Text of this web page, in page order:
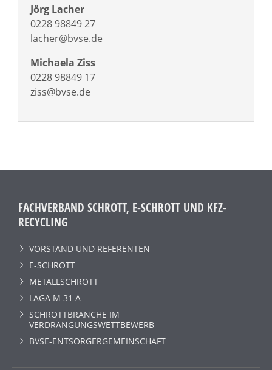
Jörg Lacher
0228 98849 27
lacher@bvse.de
Michaela Ziss
0228 98849 17
ziss@bvse.de
FACHVERBAND SCHROTT, E-SCHROTT UND KFZ-
RECYCLING
VORSTAND UND REFERENTEN
E-SCHROTT
METALLSCHROTT
LAGA M 31 A
SCHROTTBRANCHE IM
VERDRÄNGUNGSWETTBEWERB
BVSE-ENTSORGERGEMEINSCHAFT